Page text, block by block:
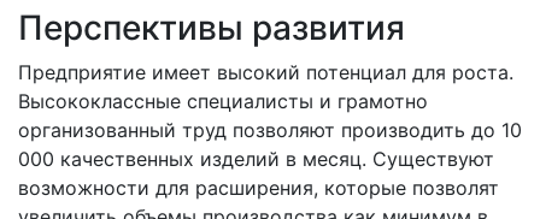
Перспективы развития
Предприятие имеет высокий потенциал для роста.
Высококлассные специалисты и грамотно
организованный труд позволяют производить до 10
000 качественных изделий в месяц. Существуют
возможности для расширения, которые позволят